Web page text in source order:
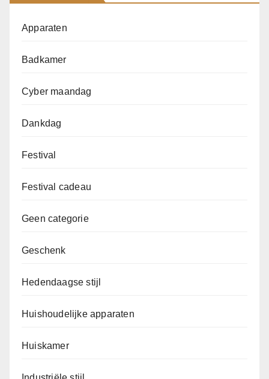
Apparaten
Badkamer
Cyber maandag
Dankdag
Festival
Festival cadeau
Geen categorie
Geschenk
Hedendaagse stijl
Huishoudelijke apparaten
Huiskamer